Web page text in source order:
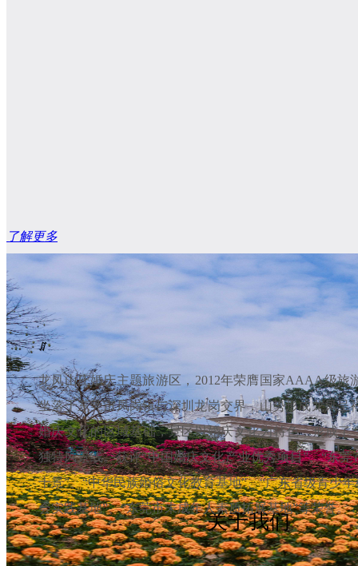
了解更多
关于我们
ꁲ
龙凤山庄婚庆主题旅游区，2012年荣膺国家AAAA级旅
坐落于东莞市凤岗镇与深圳龙岗交界，山势形成龙凤呈
婚庆文化的区域基础，景区以婚庆文化为特色，形成了
独特风景线。获评“中国婚庆文化产业优秀项目”、“东
十景”、“中华民族婚俗文化教育基地”、“广东省级青少
会实践基地”、“东莞市未成年人素质拓展基地”等荣誉。